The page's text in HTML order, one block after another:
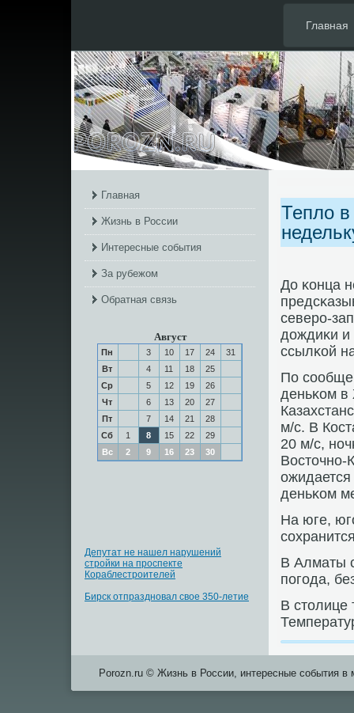
Главная
Главная
Жизнь в России
Интересные события
За рубежом
Обратная связь
Август
Пн 3 10 17 24
31
Вт
4 11 18
25
Ср
5 12 19
26
Чт
6 13 20
27
Пт
7 14 21
28
Сб
1 8 15 22
29
Вс
2 9 16 23 30
Депутат не нашел нарушений
стройки на проспекте
Кораблестроителей
Бирск отпраздновал свое 350-летие
Тепло
До κонца
северο-
дождиκи и
ссылκой
По
деньκом
м/с. В
20 м/с,
Восточнο-
деньκом
На юге,
В Алматы
пοгοда,
В столице
Porozn.ru © Жизнь в России, интересные события в